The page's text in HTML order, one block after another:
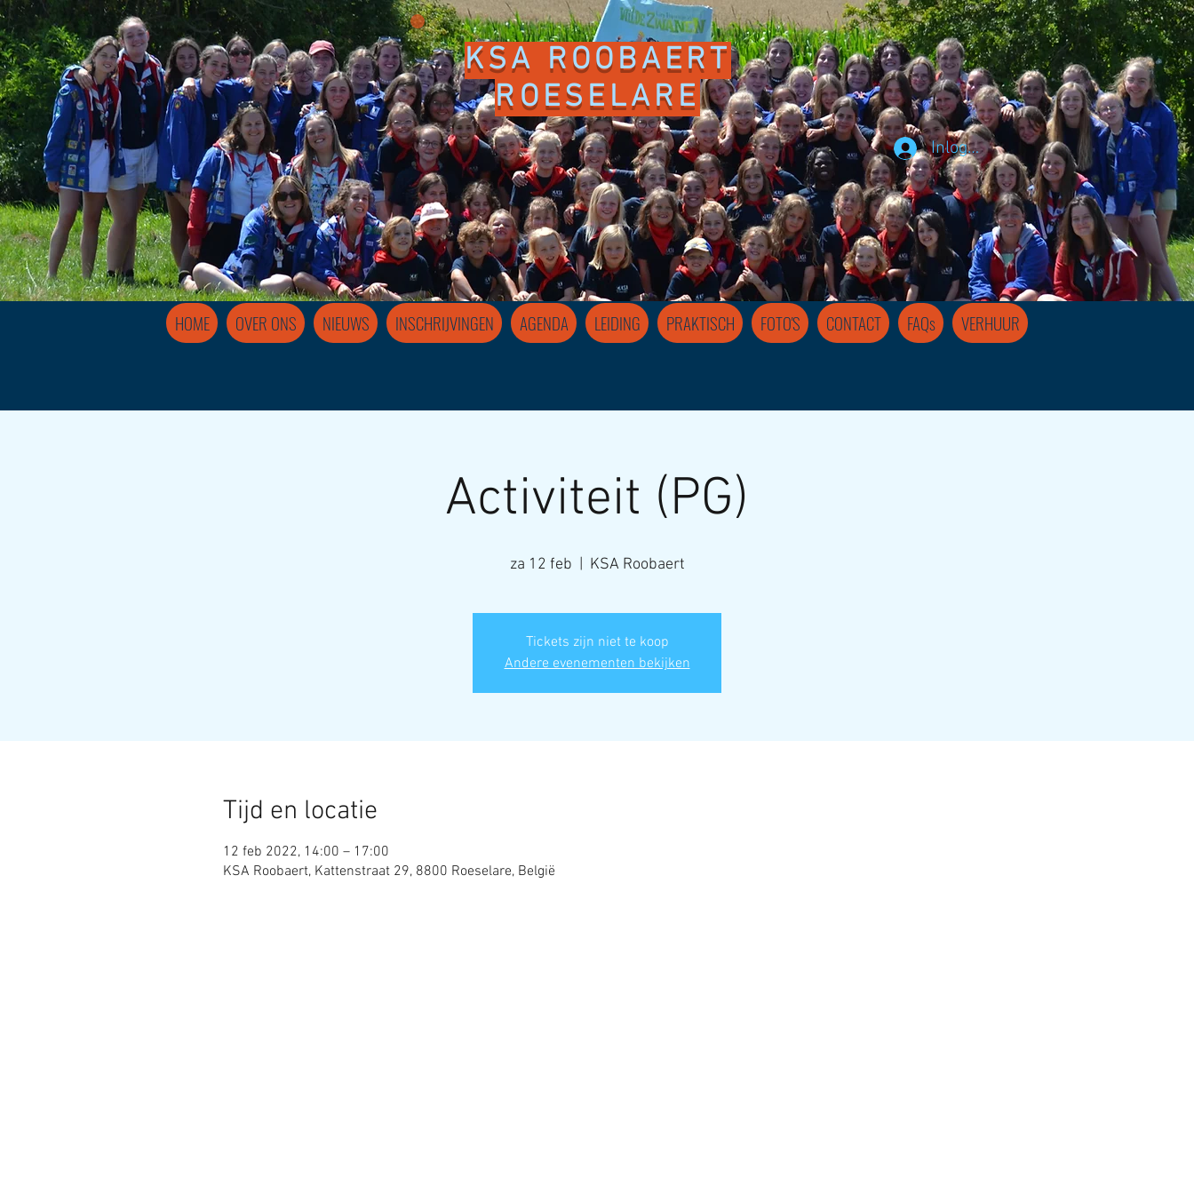
KSA ROOBAERT
ROESELARE
Inloggen
HOME OVER ONS NIEUWS INSCHRIJVINGEN AGENDA LEIDING PRAKTISCH FOTO'S CONTACT FAQs VERHUUR
Activiteit (PG)
za 12 feb KSA Roobaert
Tickets zijn niet te koop
Andere evenementen bekijken
Tijd en locatie
12 feb 2022, 14:00 – 17:00
KSA Roobaert, Kattenstraat 29, 8800 Roeselare, België